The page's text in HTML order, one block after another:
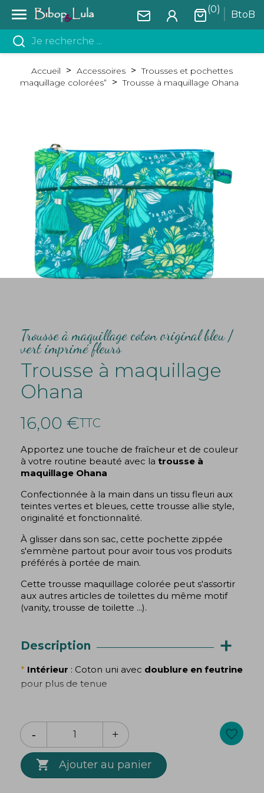
 BtoB
(0)
Accueil Accessoires
Trousses et pochettes
maquillage colorées”
Trousse à maquillage Ohana
Trousse à maquillage coton original bleu /
vert imprimé fleurs
Trousse à maquillage
Ohana
16,00 €TTC
Apportez une touche de fraîcheur et de couleur
à votre routine beauté avec la trousse à
maquillage Ohana
Confectionnée à la main dans un tissu fleuri aux
teintes vertes et bleues, cette trousse allie style,
originalité et fonctionnalité.
À glisser dans son sac, cette pochette zippée
s'emmène partout pour avoir tous vos produits
préférés à portée de main.
Cette trousse maquillage colorée peut s'assortir
aux autres articles de toilettes du même motif
(vanity, trousse de toilette ...).
Description +
* Intérieur : Coton uni avec doublure en feutrine
pour plus de tenue
*Format pratiquepour y glisser maquillage,
pinceaux, accessoires ou petits essentiels du
quotidien.
 Ajouter au panier
favorite_border